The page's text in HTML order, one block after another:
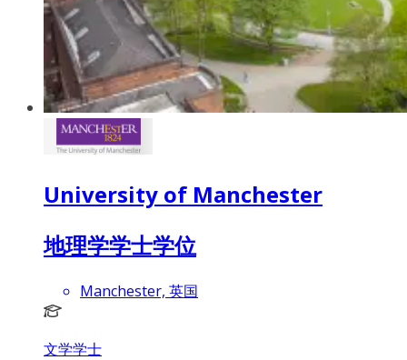
University of Manchester
地理学学士学位
Manchester, 英国
文学学士